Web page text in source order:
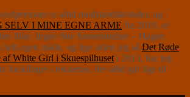
er altid modstandskvinder, og
SELV I MINE EGNE ARME fra 2019, er
filter. Ingen fine fornemmelser – Hagen
egen måde, og lige siden jeg så Det Røde
af White Girl i Skuespilhuseti 2013, har jeg
fuckfinger i teksterne, der altid går lige til